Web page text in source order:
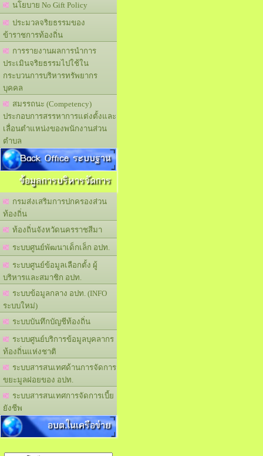
นโยบาย No Gift Policy
ประมวลจริยธรรมของ
ข้าราชการท้องถิ่น
การรายงานผลการนำการ
ประเมินจริยธรรมไปใช้ใน
กระบวนการบริหารทรัพยากร
บุคคล
สมรรถนะ (Competency)
ประกอบการสรรหาการแต่งตั้งและ
เลื่อนตำแหน่งของพนักงานส่วน
ตำบล
Back Office ระบบฐาน
ข้อมูลการบริหารจัดการ
กรมส่งเสริมการปกครองส่วน
ท้องถิ่น
ท้องถิ่นจังหวัดนครราชสีมา
ระบบศูนย์พัฒนาเด็กเล็ก อปท.
ระบบศูนย์ข้อมูลเลือกตั้ง ผู้
บริหารและสมาชิก อปท.
ระบบข้อมูลกลาง อปท. (INFO
ระบบใหม่)
ระบบบันทึกบัญชีท้องถิ่น
ระบบศูนย์บริการข้อมูลบุคลากร
ท้องถิ่นแห่งชาติ
ระบบสารสนเทศด้านการจัดการ
ขยะมูลฝอยของ อปท.
ระบบสารสนเทศการจัดการเบี้ย
ยังชีพ
อบต.ในเครือข่าย